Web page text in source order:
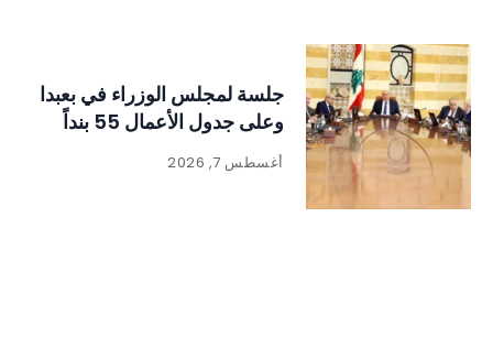
جلسة لمجلس الوزراء في بعبدا
وعلى جدول الأعمال 55 بنداً
أغسطس 7, 2026